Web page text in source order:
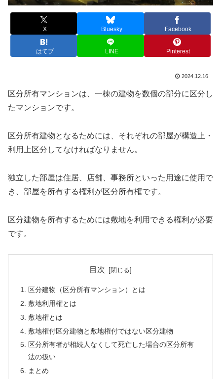
X Bluesky Facebook
はてブ LINE Pinterest
2024.12.16
区分所有マンションは、一棟の建物を数個の部分に区分し
たマンションです。
区分所有建物となるためには、それぞれの部屋が構造上・
利用上区分してなければなりません。
独立した部屋は住居、店舗、事務所といった用途に使用で
き、部屋を所有する権利が区分所有権です。
区分建物を所有するためには敷地を利用できる権利が必要
です。
目次
区分建物（区分所有マンション）とは
敷地利用権とは
敷地権とは
敷地権付区分建物と敷地権付ではない区分建物
区分所有者が相続人なくして死亡した場合の区分所有
法の扱い
まとめ